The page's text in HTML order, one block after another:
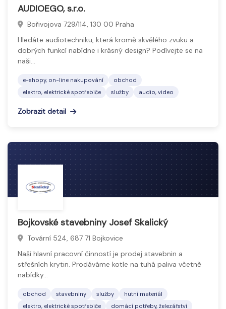
AUDIOEGO, s.r.o.
Bořivojova 729/114, 130 00 Praha
Hledáte audiotechniku, která kromě skvělého zvuku a
dobrých funkcí nabídne i krásný design? Podívejte se na
naši…
e-shopy, on-line nakupování
obchod
elektro, elektrické spotřebiče
služby audio, video
Zobrazit detail
Bojkovské stavebniny Josef Skalický
Tovární 524, 687 71 Bojkovice
Naší hlavní pracovní činností je prodej stavebnin a
střešních krytin. Prodáváme kotle na tuhá paliva včetně
nabídky…
obchod stavebniny služby
hutní materiál
elektro, elektrické spotřebiče
domácí potřeby, železářství